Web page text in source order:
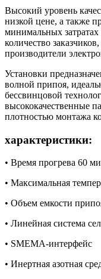
Высокий уровень
низкой цене, а также
минимальных
количество
производители
Установки
волной припоя,
бессвинцовой
высококачественные
плотностью монтажа
характеристики:
• Время прогрева 60
• Максимальная
• Объем емкости
• Линейная система
• SMEMA-интерфейс
• Инертная азотная